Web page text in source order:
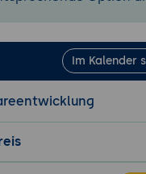
anwenden
Im Kalender